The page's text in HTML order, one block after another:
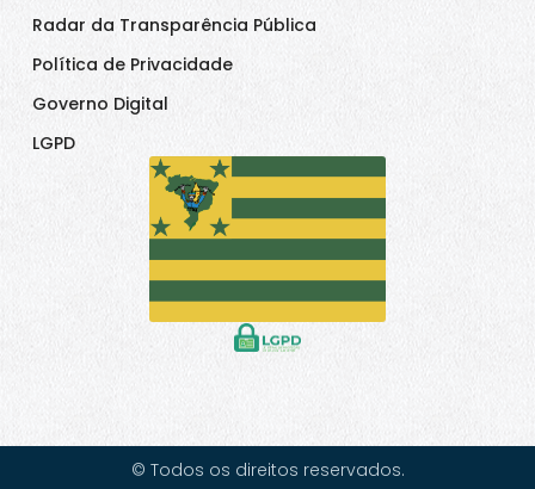
Radar da Transparência Pública
Política de Privacidade
Governo Digital
LGPD
© Todos os direitos reservados.